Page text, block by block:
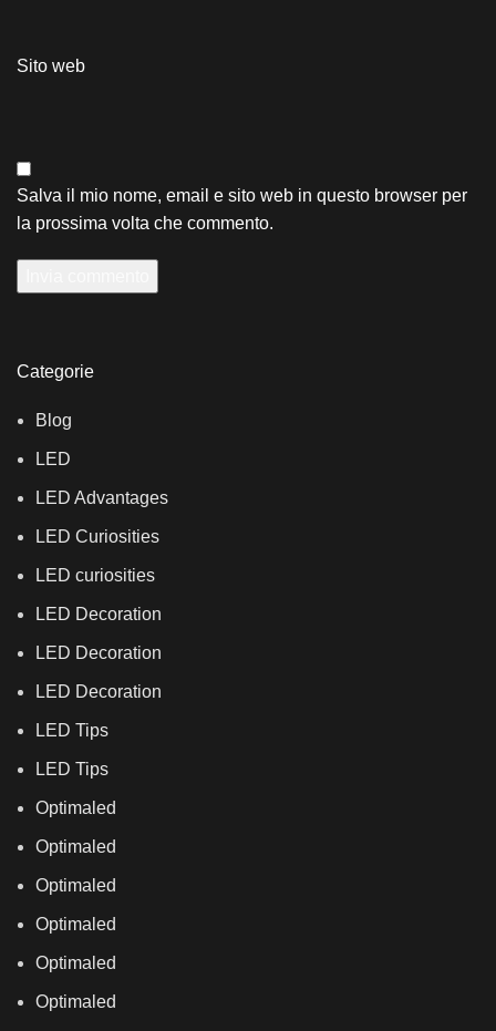
Sito web
Salva il mio nome, email e sito web in questo browser per
la prossima volta che commento.
Categorie
Blog
LED
LED Advantages
LED Curiosities
LED curiosities
LED Decoration
LED Decoration
LED Decoration
LED Tips
LED Tips
Optimaled
Optimaled
Optimaled
Optimaled
Optimaled
Optimaled